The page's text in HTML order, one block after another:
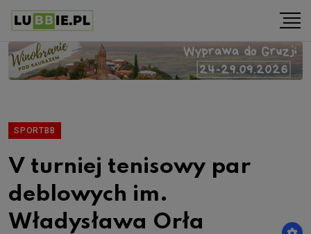
SPORTBB
V turniej tenisowy par
deblowych im.
Władysława Orła